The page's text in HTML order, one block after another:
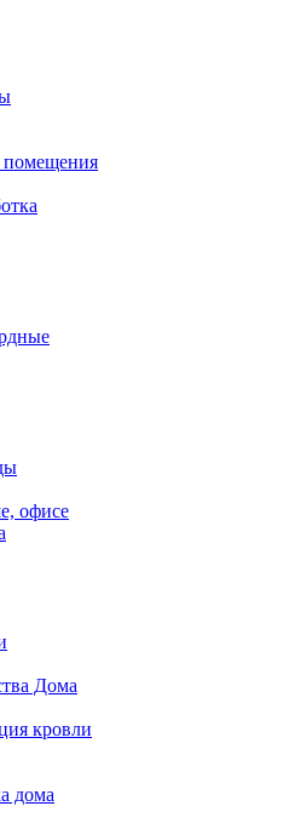
помещения
офисе
Дома
кровли
дома